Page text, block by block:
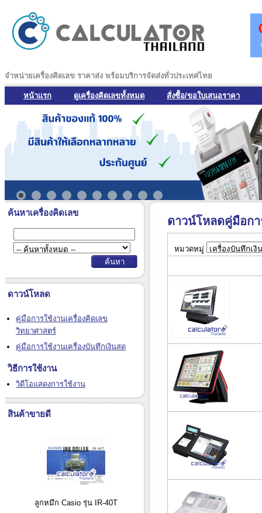
จำหน่ายเครื่องคิดเลข ราคาส่ง พร้อมบริการจัดส่งทั่วประเทศไทย
หน้าแรก ดูเครื่องคิดเลขทั้งหมด สั่งซื้อ/ขอใบเสนอราคา
ค้นหาเครื่องคิดเลข
ดาวน์โหลด
คู่มือการใช้งานเครื่องคิดเลข
วิทยาศาสตร์
คู่มือการใช้งานเครื่องบันทึกเงินสด
วิธีการใช้งาน
วิดีโอแสดงการใช้งาน
สินค้าขายดี
ลูกหมึก Casio รุ่น IR-40T
ดาวน์โหลดคู่มือกา
หมวดหมู่